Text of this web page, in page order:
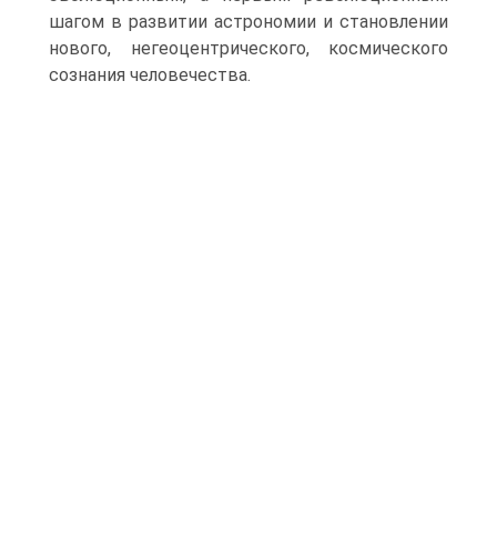
шагом в развитии астрономии и становлении
нового, негеоцентрического, космического
сознания человечества.